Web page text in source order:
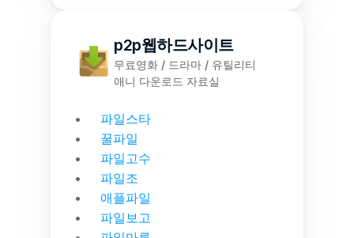
p2p웹하드사이트
무료영화 / 드라마 / 유틸리티
애니 다운로드 자료실
파일스타
꿀파일
파일고수
파일조
애플파일
파일보고